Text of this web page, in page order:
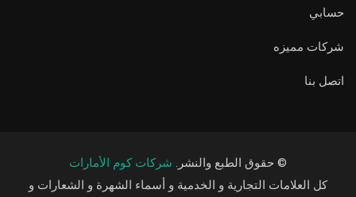
حسابي
شركات مميزه
اتصل بنا
© حقوق الطبع والنشر. شركات كوم الأمارات
كل العلامات التجارية و الخدمية و أسماء الشهرة و الشعارات و